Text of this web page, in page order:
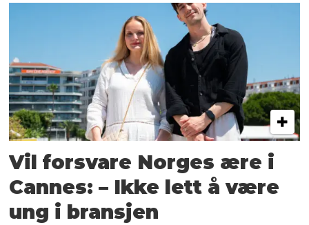
Vil forsvare Norges ære i
Cannes: – Ikke lett å være
ung i bransjen